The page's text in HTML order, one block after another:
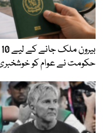
حکومت نے عوام کو